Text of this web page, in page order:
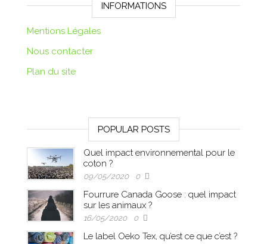
INFORMATIONS
Mentions Légales
Nous contacter
Plan du site
POPULAR POSTS
Quel impact environnemental pour le
coton ?
09/05/2020 0
Fourrure Canada Goose : quel impact
sur les animaux ?
16/05/2020 0
Le label Oeko Tex, qu’est ce que c’est ?